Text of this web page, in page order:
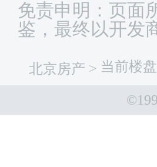
免责申明：页面
鉴，最终以开发
北京房产 > 当前楼盘